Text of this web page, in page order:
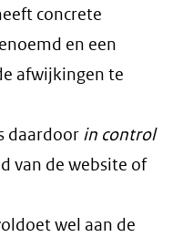
concrete
en een
afwijkingen te
daardoor in control
van de website of
wel aan de